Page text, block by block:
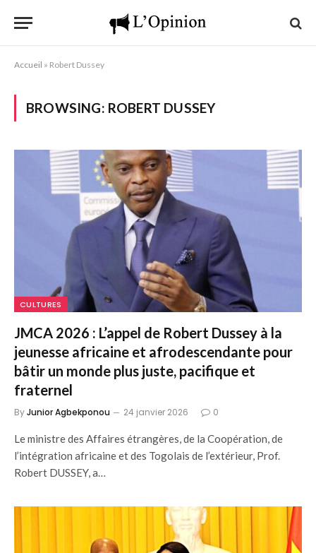
Accueil » Robert Dussey
BROWSING: ROBERT DUSSEY
CULTURES
JMCA 2026 : L’appel de Robert Dussey à la
jeunesse africaine et afrodescendante pour
bâtir un monde plus juste, pacifique et
fraternel
ByJunior Agbekponou 24 janvier 2026 0
Le ministre des Affaires étrangères, de la Coopération, de
l’intégration africaine et des Togolais de l’extérieur, Prof.
Robert DUSSEY, a…